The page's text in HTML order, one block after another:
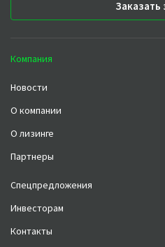
Заказать
Компания
Новости
О компании
О лизинге
Партнеры
Спецпредложения
Инвесторам
Контакты